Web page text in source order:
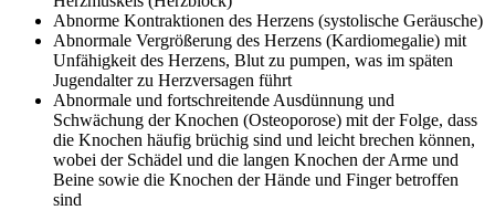
Abnorme Kontraktionen des Herzens (systolische Geräusche)
Abnormale Vergrößerung des Herzens (Kardiomegalie) mit
Unfähigkeit des Herzens, Blut zu pumpen, was im späten
Jugendalter zu Herzversagen führt
Abnormale und fortschreitende Ausdünnung und
Schwächung der Knochen (Osteoporose) mit der Folge, dass
die Knochen häufig brüchig sind und leicht brechen können,
wobei der Schädel und die langen Knochen der Arme und
Beine sowie die Knochen der Hände und Finger betroffen
sind